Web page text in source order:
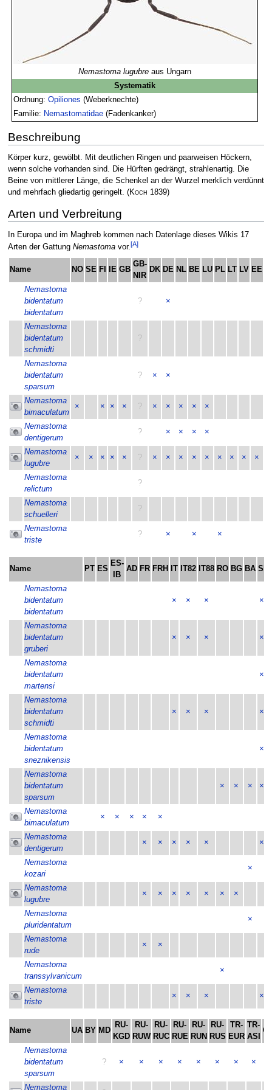
Nemastoma lugubre aus Ungarn
Systematik
Ordnung:Opiliones (Weberknechte)
Familie: Nemastomatidae (Fadenkanker)
Beschreibung
Körper kurz, gewölbt. Mit deutlichen Ringen und paarweisen Höckern,
wenn solche vorhanden sind. Die Hürften gedrängt, strahlenartig. Die
Beine von mittlerer Länge, die Schenkel an der Wurzel merklich verdünnt
und mehrfach gliedartig geringelt. (Koch 1839)
Arten und Verbreitung
In Europa und im Maghreb kommen nach Datenlage dieses Wikis 17
Arten der Gattung Nemastomavor.[A]
Name NO SE FI IE GB
GB-
NIR
DK DE NL BE LU PL LT LV EE
Nemastoma
bidentatum
bidentatum
? ×
Nemastoma
bidentatum
schmidti
?
Nemastoma
bidentatum
sparsum
? × ×
Nemastoma
bimaculatum
× × × × ? × × × × ×
Nemastoma
dentigerum
? × × × ×
Nemastoma
lugubre
× × × × × ? × × × × × × × × ×
Nemastoma
relictum
?
Nemastoma
schuelleri
?
Nemastoma
triste
? × × ×
Name PT ES
ES-
IB
AD FR FRH IT IT82 IT88 RO BG BA SI
Nemastoma
bidentatum
bidentatum
× × × ×
Nemastoma
bidentatum
gruberi
× × × ×
Nemastoma
bidentatum
martensi
×
Nemastoma
bidentatum
schmidti
× × × ×
Nemastoma
bidentatum
sneznikensis
×
Nemastoma
bidentatum
sparsum
× × × ×
Nemastoma
bimaculatum
× × × × ×
Nemastoma
dentigerum
× × × × × ×
Nemastoma
kozari
×
Nemastoma
lugubre
× × × × × × ×
Nemastoma
pluridentatum
×
Nemastoma
rude
× ×
Nemastoma
transsylvanicum
×
Nemastoma
triste
× × × ×
Name UA BY MD
RU-
KGD
RU-
RUW
RU-
RUC
RU-
RUE
RU-
RUN
RU-
RUS
TR-
EUR
TR-
ASI
Nemastoma
bidentatum
sparsum
? × × × × × × × ×
Nemastoma